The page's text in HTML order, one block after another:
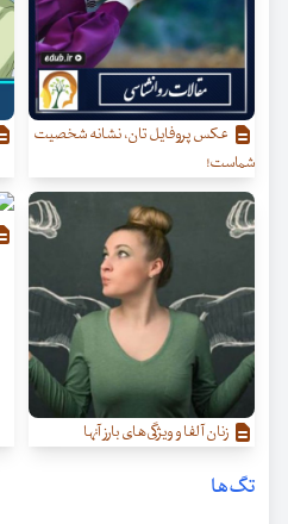
عکس پروفایل تان، نشانه شخصیت
شماست!
زنان آلفا و ویژگی‌‌های بارز آنها
تگ‌ها